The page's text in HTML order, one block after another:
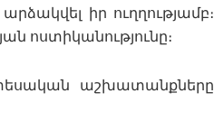
իր ուղղությամբ։
ոստիկանությունը։
աշխատանքները